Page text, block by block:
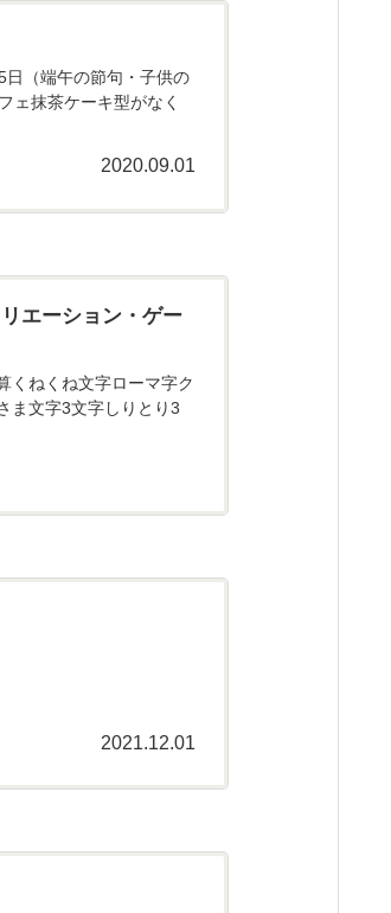
（端午の節句・子供の
ェ抹茶ケーキ型がなく
2020.09.01
エーション・ゲー
くねくね文字ローマ字ク
ま文字3文字しりとり3
2021.12.01